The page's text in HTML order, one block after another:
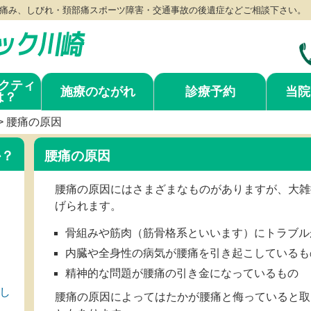
み、しびれ・頚部痛スポーツ障害・交通事故の後遺症などご相談下さい。
ティ
施療のながれ 診療予約 当
腰痛の原因
腰痛の原因
腰痛の原因にはさまざまなものがありますが、大
げられます。
骨組みや筋肉（筋骨格系といいます）にトラブ
内臓や全身性の病気が腰痛を引き起こしている
精神的な問題が腰痛の引き金になっているもの
腰痛の原因によってはたかが腰痛と侮っていると